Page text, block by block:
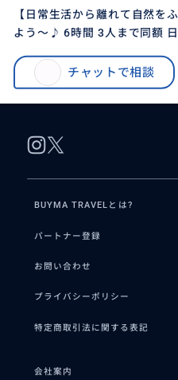
【日常生活から離れて自然を
よう～♪ 6時間 3人まで同額 日
物温室の観覧 同行
チャットで相談
【日常生活から離れて自然をふれ
ド】 ソ
BUYMA TRAVELとは?
パートナー登録
お問い合わせ
プライバシーポリシー
特定商取引法に関する表記
会社案内